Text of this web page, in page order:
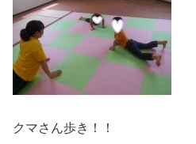
クマさん歩き！！